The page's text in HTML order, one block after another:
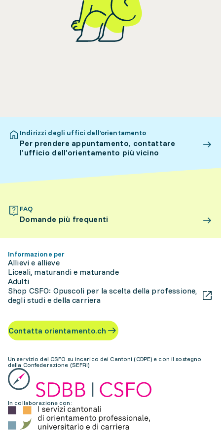
Indirizzi degli uffici dell’orientamento
Per prendere appuntamento, contattare
l’ufficio dell’orientamento più vicino
FAQ
Domande più frequenti
Informazione per
Allievi e allieve
Liceali, maturandi e maturande
Adulti
Shop CSFO: Opuscoli per la scelta della professione,
degli studi e della carriera
Contatta orientamento.ch
Un servizio del CSFO su incarico dei Cantoni (CDPE) e con il sostegno
della Confederazione (SEFRI)
In collaborazione con: